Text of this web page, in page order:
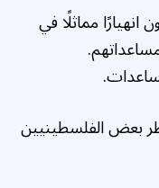
مماثلًا في
بعض الفلسطينيين